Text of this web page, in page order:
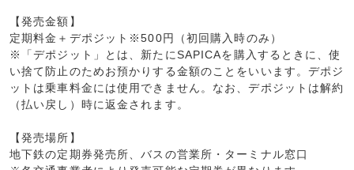
【発売金額】
定期料金＋デポジット※500円（初回購入時のみ）
※「デポジット」とは、新たにSAPICAを購入するときに、使
い捨て防止のためお預かりする金額のことをいいます。デポジ
ットは乗車料金には使用できません。なお、デポジットは解約
（払い戻し）時に返金されます。
【発売場所】
地下鉄の定期券発売所、バスの営業所・ターミナル窓口